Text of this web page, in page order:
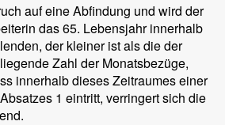
auf eine Abfindung und wird der
das 65. Lebensjahr innerhalb
der kleiner ist als die der
Zahl der Monatsbezüge,
innerhalb dieses Zeitraumes einer
1 eintritt, verringert sich die